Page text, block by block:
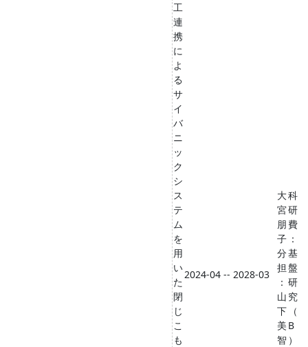
工
連
携
に
よ
る
サ
イ
バ
ニ
ッ
ク
シ
ス
テ
ム
を
用
い
た
閉
じ
こ
も
2024-04 -- 2028-03
大
宮
朋
子
分
担
：
山
下
美
智
科
研
費
：
基
盤
研
究
（
B
）